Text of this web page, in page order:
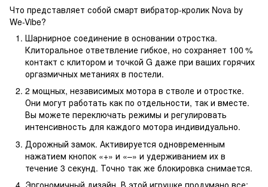
Что представляет собой смарт вибратор-кролик Nova by
We-Vibe?
Шарнирное соединение в основании отростка.
Клиторальное ответвление гибкое, но сохраняет 100 %
контакт с клитором и точкой G даже при ваших горячих
оргазмичных метаниях в постели.
2 мощных, независимых мотора в стволе и отростке.
Они могут работать как по отдельности, так и вместе.
Вы можете переключать режимы и регулировать
интенсивность для каждого мотора индивидуально.
Дорожный замок. Активируется одновременным
нажатием кнопок «+» и «–» и удерживанием их в
течение 3 секунд. Точно так же блокировка снимается.